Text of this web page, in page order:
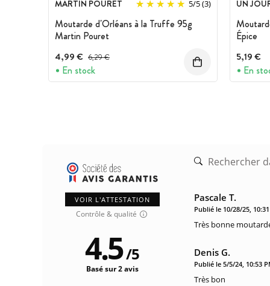
MARTIN POURET 5/5(3)
Moutarde d'Orléans à la Truffe 95g
Martin Pouret
4,99 € Prix avant réduction :
6,29 €
En stock
UN
Épice
5,19 €
En
VOIR L'ATTESTATION
Contrôle & qualité
4.5/5
Basé sur 2 avis
Pascale T.
Publié le 10/28/25,
Très bonne
Denis G.
Publié le 5/5/24, 10:53
Très bon